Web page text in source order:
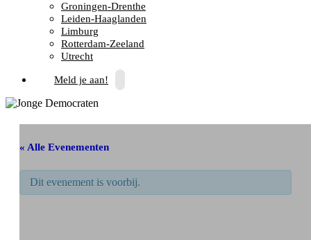
Groningen-Drenthe
Leiden-Haaglanden
Limburg
Rotterdam-Zeeland
Utrecht
Meld je aan!
« Alle Evenementen
Dit evenement is voorbij.